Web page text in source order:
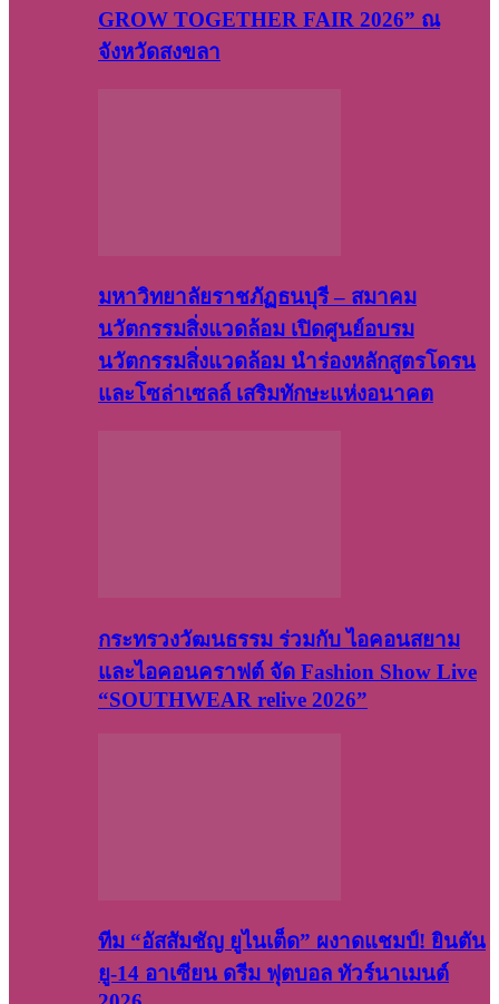
GROW TOGETHER FAIR 2026” ณ
จังหวัดสงขลา
มหาวิทยาลัยราชภัฏธนบุรี – สมาคม
นวัตกรรมสิ่งแวดล้อม เปิดศูนย์อบรม
นวัตกรรมสิ่งแวดล้อม นำร่องหลักสูตรโดรน
และโซล่าเซลล์ เสริมทักษะแห่งอนาคต
กระทรวงวัฒนธรรม ร่วมกับ ไอคอนสยาม
และไอคอนคราฟต์ จัด Fashion Show Live
“SOUTHWEAR relive 2026”
ทีม “อัสสัมชัญ ยูไนเต็ด” ผงาดแชมป์! ยินตัน
ยู-14 อาเซียน ดรีม ฟุตบอล ทัวร์นาเมนต์